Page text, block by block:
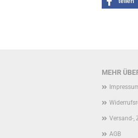
MEHR
Versand-,
AGB